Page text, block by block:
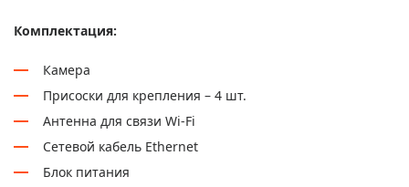
Комплектация:
Камера
Присоски для крепления – 4 шт.
Антенна для связи Wi-Fi
Сетевой кабель Ethernet
Блок питания